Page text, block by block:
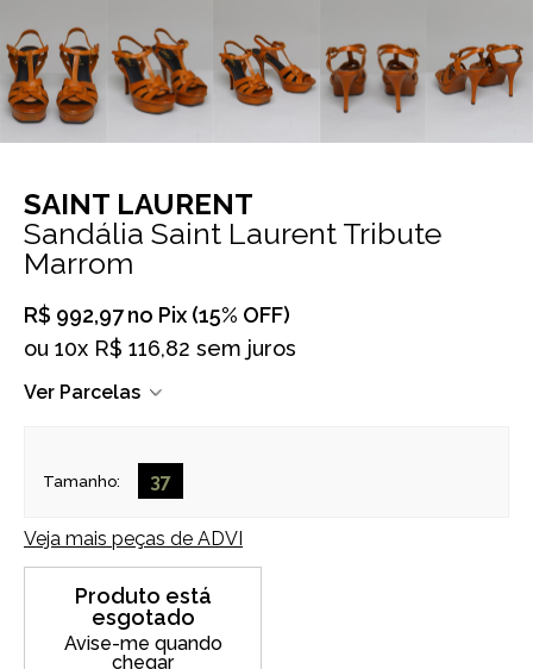
SAINT LAURENT
Sandália Saint Laurent Tribute
Marrom
R$ 992,97no Pix (15% OFF)
ou 10x R$ 116,82 sem juros
Ver Parcelas
Tamanho: 37
Veja mais peças de ADVI
Produto está
esgotado
Avise-me quando
chegar